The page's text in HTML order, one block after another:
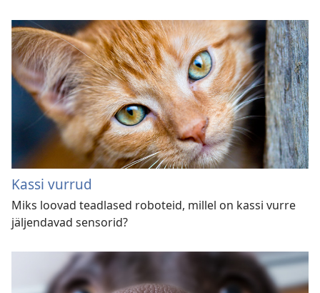
Kassi vurrud
Miks loovad teadlased roboteid, millel on kassi vurre
jäljendavad sensorid?